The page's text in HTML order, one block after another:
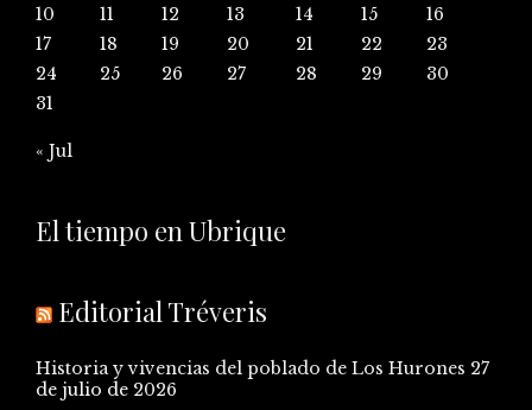
10
11 12 13 14 15
16
17
18 19 20 21 22
23
24
25 26 27 28 29
30
31
« Jul
El tiempo en Ubrique
Editorial Tréveris
Historia y vivencias del poblado de Los Hurones 27
de julio de 2026